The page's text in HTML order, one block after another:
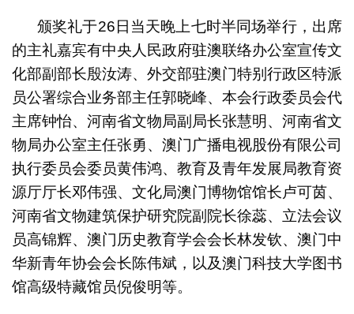
颁奖礼于26日当天晚上七时半同场举行，出席
的主礼嘉宾有中央人民政府驻澳联络办公室宣传文
化部副部长殷汝涛、外交部驻澳门特别行政区特派
员公署综合业务部主任郭晓峰、本会行政委员会代
主席钟怡、河南省文物局副局长张慧明、河南省文
物局办公室主任张勇、澳门广播电视股份有限公司
执行委员会委员黄伟鸿、教育及青年发展局教育资
源厅厅长邓伟强、文化局澳门博物馆馆长卢可茵、
河南省文物建筑保护研究院副院长徐蕊、立法会议
员高锦辉、澳门历史教育学会会长林发钦、澳门中
华新青年协会会长陈伟斌，以及澳门科技大学图书
馆高级特藏馆员倪俊明等。